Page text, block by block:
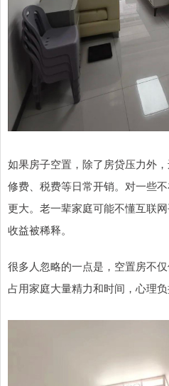
如果房子空置，除了房贷压力外
修费、税费等日常开销。对一些
更大。老一辈家庭可能不懂互联
收益被稀释。
很多人忽略的一点是，空置房不
占用家庭大量精力和时间，心理负